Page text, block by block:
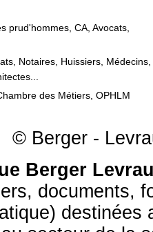
prud'hommes, CA, Avocats,
Notaires, Huissiers, Médecins,
des Métiers, OPHLM
© Berger -
Berger
documents,
destinées